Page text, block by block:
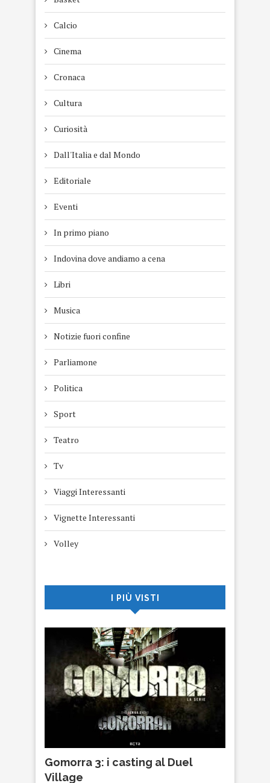
Calcio
Cinema
Cronaca
Cultura
Curiosità
Dall'Italia e dal Mondo
Editoriale
Eventi
In primo piano
Indovina dove andiamo a cena
Libri
Musica
Notizie fuori confine
Parliamone
Politica
Sport
Teatro
Tv
Viaggi Interessanti
Vignette Interessanti
Volley
I PIÙ VISTI
Gomorra 3: i casting al Duel
Village